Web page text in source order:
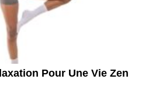
Pour Une Vie Zen